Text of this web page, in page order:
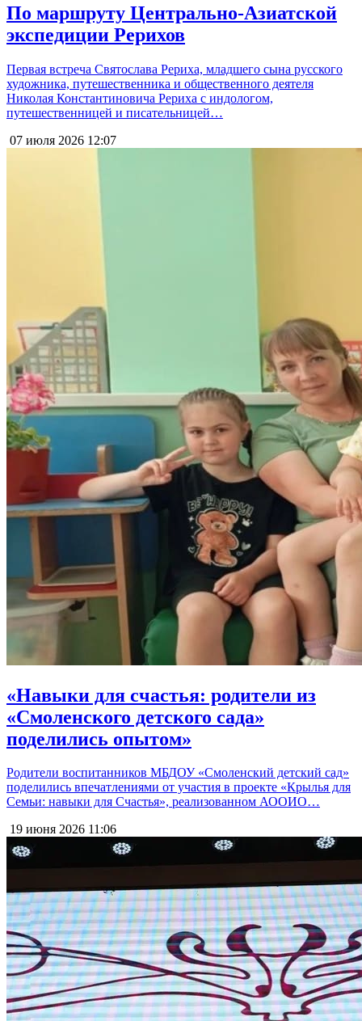
По маршруту Центрально-Азиатской
экспедиции Рерихов
Первая встреча Святослава Рериха, младшего сына русского
художника, путешественника и общественного деятеля
Николая Константиновича Рериха с индологом,
путешественницей и писательницей…
07 июля 2026 12:07
«Навыки для счастья: родители из
«Смоленского детского сада»
поделились опытом»
Родители воспитанников МБДОУ «Смоленский детский сад»
поделились впечатлениями от участия в проекте «Крылья для
Семьи: навыки для Счастья», реализованном АООИО…
19 июня 2026 11:06